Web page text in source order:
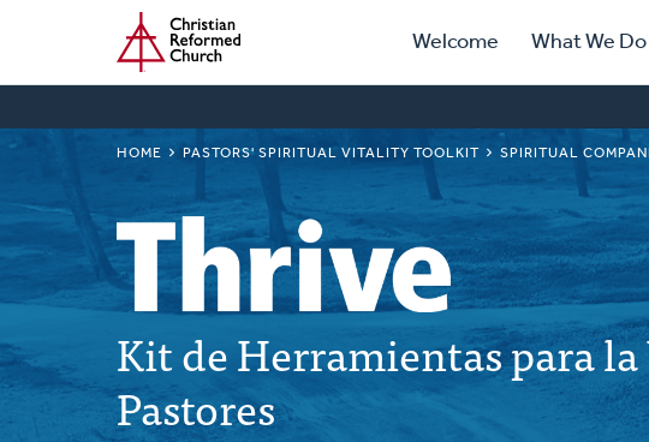
main
Home Primary
Navigation
Welcome What We Do
BREADCRUMB
HOME PASTORS' SPIRITUAL VITALITY TOOLKIT SPIRITUAL
Kit de Herramientas para
Pastores